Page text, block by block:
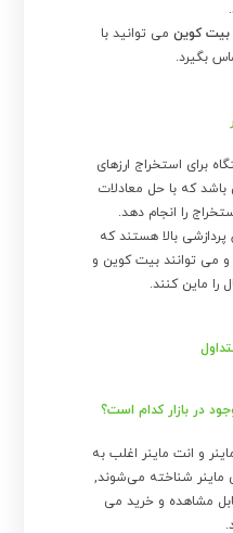
کوین می توانید با
بگیرد.
برای استخراج ارزهای
که با حل معادلات
را انجام دهد.
پردازشی بالا هستند که
و می توانند بیت کوین و
را ماین کنند.
در بازار کدام است؟
و انت ماینر اغلب به
ماینر شناخته می‌شوند,
مشاهده و خرید می